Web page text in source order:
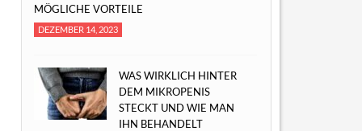
MÖGLICHE VORTEILE
DEZEMBER 14, 2023
WAS WIRKLICH HINTER
DEM MIKROPENIS
STECKT UND WIE MAN
IHN BEHANDELT